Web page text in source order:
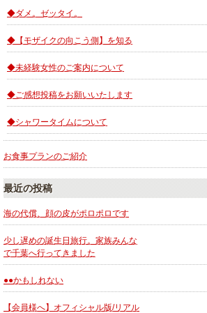
◆ダメ。ゼッタイ。
◆【モザイクの向こう側】を知る
◆未経験女性のご案内について
◆ご感想投稿をお願いいたします
◆シャワータイムについて
お食事プランのご紹介
最近の投稿
海の代償、顔の皮がポロポロです
少し遅めの誕生日旅行。家族みんな
で千葉へ行ってきました
●●かもしれない
【会員様へ】オフィシャル版/リアル